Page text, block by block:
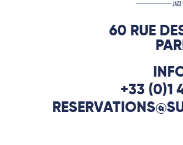
60 RUE
+33 (0)1